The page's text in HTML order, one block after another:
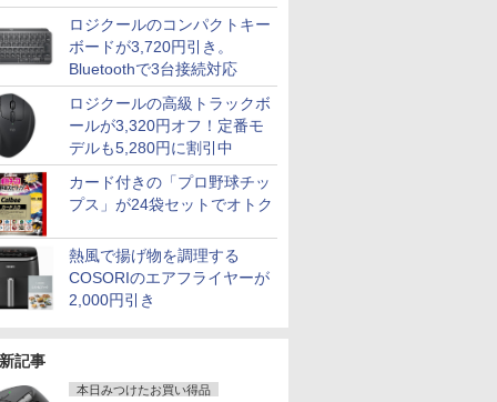
引
ロジクールのコンパクトキー
ボードが3,720円引き。
Bluetoothで3台接続対応
ロジクールの高級トラックボ
ールが3,320円オフ！定番モ
デルも5,280円に割引中
カード付きの「プロ野球チッ
プス」が24袋セットでオトク
熱風で揚げ物を調理する
COSORIのエアフライヤーが
2,000円引き
記事
本日みつけたお買い得品